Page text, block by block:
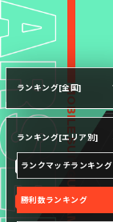
ランキング[全国]
ランキング[エリア別]
ランクマッチランキング
勝利数ランキング